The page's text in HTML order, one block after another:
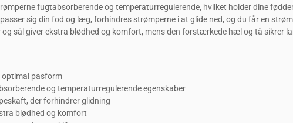
fugtabsorberende og temperaturregulerende, hvilket holder dine
sig din fod og læg, forhindres strømperne i at glide ned, og du får en
sål giver ekstra blødhed og komfort, mens den forstærkede hæl og tå sikrer
optimal pasform
og temperaturregulerende egenskaber
der forhindrer glidning
blødhed og komfort